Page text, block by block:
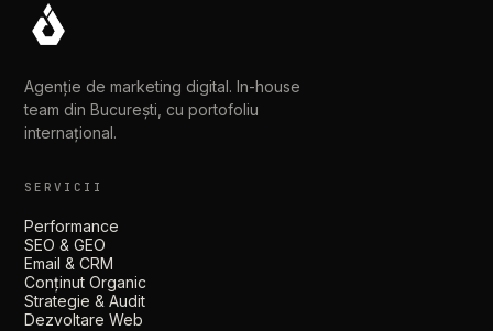
Agenție de marketing digital. In-house
team din București, cu portofoliu
internațional.
SERVICII
Performance
SEO & GEO
Email & CRM
Conținut Organic
Strategie & Audit
Dezvoltare Web